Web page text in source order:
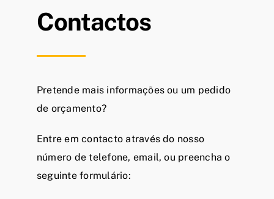
Contactos
Pretende mais informações ou um pedido
de orçamento?
Entre em contacto através do nosso
número de telefone, email, ou preencha o
seguinte formulário: